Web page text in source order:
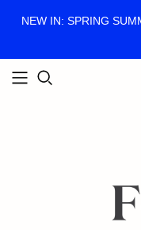
NEW IN: SPRING